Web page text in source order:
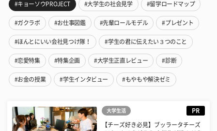
#キョーソウPROJECT #大学生の社会見学 #留学ロードマップ
#ガクラボ #お仕事図鑑 #先輩ロールモデル #プレゼント
#ほんとにいい会社見つけ隊！ #学生の君に伝えたい３つのこと
#恋愛特集 #特集企画 #大学生正直レビュー #診断
#お金の授業 #学生インタビュー #もやもや解決ゼミ
大学生活 PR
【チーズ好き必見】ブッラータチーズ